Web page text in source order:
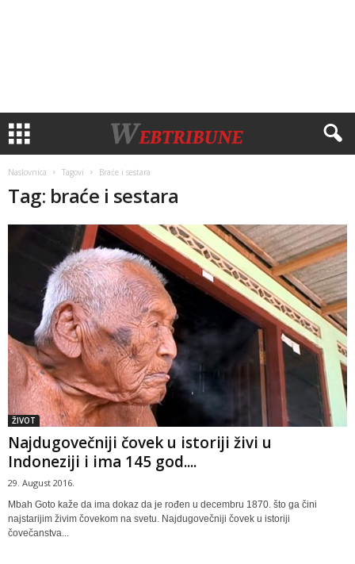
Naslovnica Tagovi Braće i sestara
Tag: braće i sestara
ŽIVOT
Najdugovečniji čovek u istoriji živi u
Indoneziji i ima 145 god....
29. August 2016.
Mbah Goto kaže da ima dokaz da je rođen u decembru 1870. što ga čini
najstarijim živim čovekom na svetu. Najdugovečniji čovek u istoriji
čovečanstva...